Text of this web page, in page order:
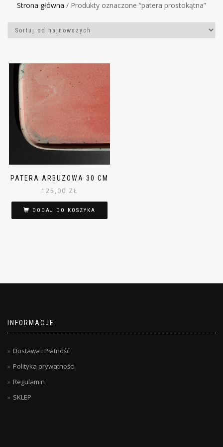
Strona główna / Produkty oznaczone “patera prostokątna”
PATERA ARBUZOWA 30 CM
125,00 ZŁ
DODAJ DO KOSZYKA
INFORMACJE
Dostawa i Płatność
Polityka prywatności
Regulamin
SKLEP